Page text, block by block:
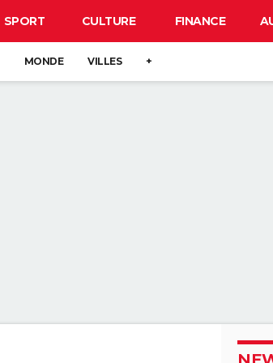
SPORT CULTURE FINANCE
MONDE VILLES +